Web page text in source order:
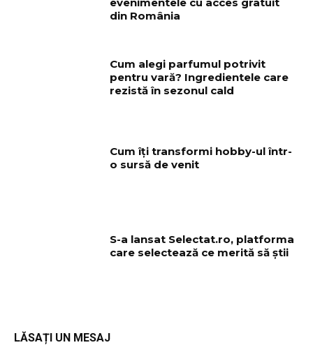
din România
Cum alegi parfumul potrivit
pentru vară? Ingredientele care
rezistă în sezonul cald
Cum îți transformi hobby-ul într-
o sursă de venit
S-a lansat Selectat.ro, platforma
care selectează ce merită să știi
LĂSAȚI UN MESAJ